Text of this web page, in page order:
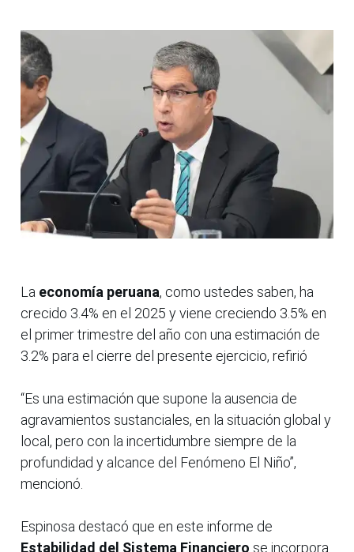
La economía peruana, como ustedes saben, ha
crecido 3.4% en el 2025 y viene creciendo 3.5% en
el primer trimestre del año con una estimación de
3.2% para el cierre del presente ejercicio, refirió
“Es una estimación que supone la ausencia de
agravamientos sustanciales, en la situación global y
local, pero con la incertidumbre siempre de la
profundidad y alcance del Fenómeno El Niño”,
mencionó.
Espinosa destacó que en este informe de
Estabilidad del Sistema Financiero se incorpora